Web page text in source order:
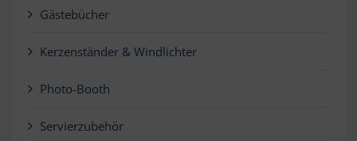
Gästebücher
Kerzenständer & Windlichter
Photo-Booth
Servierzubehör